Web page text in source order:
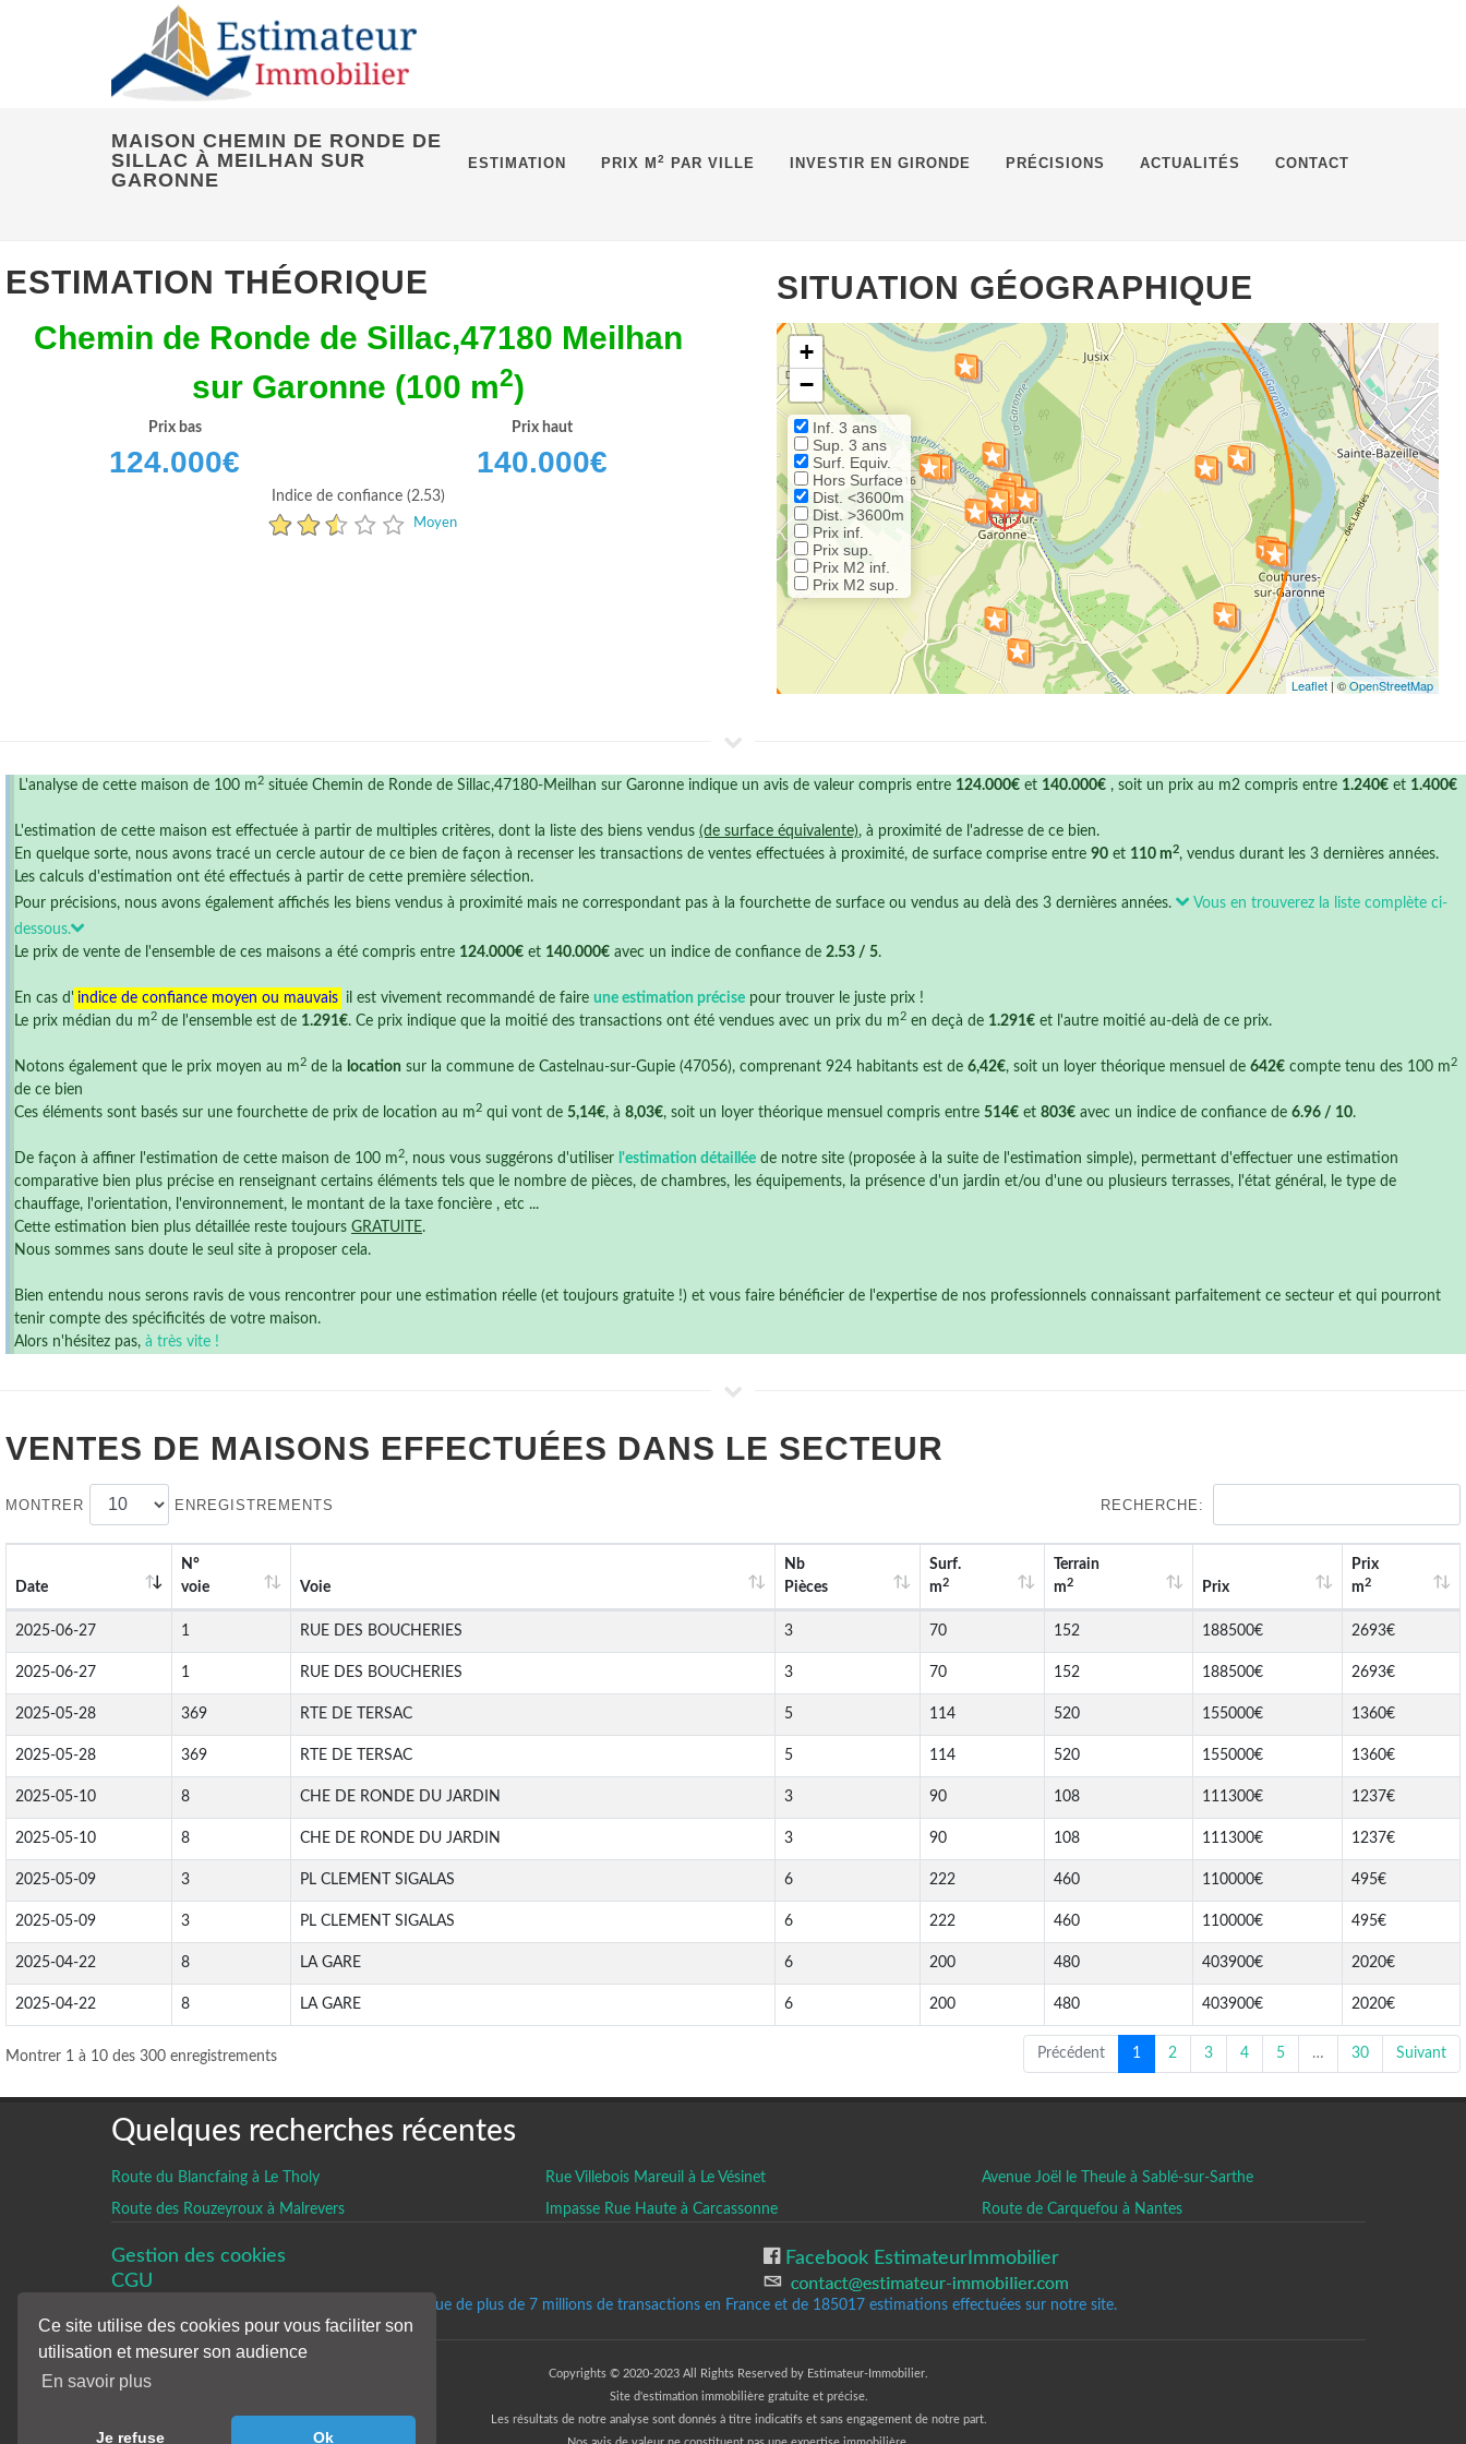
Ce site utilise des cookies pour vous faciliter son
utilisation et mesurer son audience
En savoir plus
Je refuse Ok
ESTIMATION PRIX M 2 PAR VILLE INVESTIR EN GIRONDE PRÉCISIONS ACTUALITÉS CONTACT
MAISON CHEMIN DE RONDE DE
SILLAC À MEILHAN SUR
GARONNE
ESTIMATION THÉORIQUE
Chemin de Ronde de Sillac,47180 Meilhan
sur Garonne (100 m2)
Prix bas
124.000€
Prix haut
140.000€
Indice de confiance (2.53)
Moyen
SITUATION GÉOGRAPHIQUE
+
−
Inf. 3 ans
Sup. 3 ans
Surf. Equiv.
Hors Surface
Dist. <3600m
Dist. >3600m
Prix inf.
Prix sup.
Prix M2 inf.
Prix M2 sup.
Leaflet | ©OpenStreetMap
L'analyse de cette maison de 100 m 2 située Chemin de Ronde de Sillac,47180-Meilhan sur Garonne indique un avis de valeur compris entre 124.000€ et 140.000€ , soit un prix au m2 compris entre 1.240€ et 1.400€
L'estimation de cette maison est effectuée à partir de multiples critères, dont la liste des biens vendus (de surface équivalente), à proximité de l'adresse de ce bien.
En quelque sorte, nous avons tracé un cercle autour de ce bien de façon à recenser les transactions de ventes effectuées à proximité, de surface comprise entre 90 et 110 m2, vendus durant les 3 dernières années.
Les calculs d'estimation ont été effectués à partir de cette première sélection.
Pour précisions, nous avons également affichés les biens vendus à proximité mais ne correspondant pas à la fourchette de surface ou vendus au delà des 3 dernières années.
Vous en trouverez la liste complète ci-
dessous.
Le prix de vente de l'ensemble de ces maisons a été compris entre 124.000€ et 140.000€ avec un indice de confiance de 2.53 / 5.
En cas d' indice de confiance moyen ou mauvais il est vivement recommandé de faire une estimation précisepour trouver le juste prix !
Le prix médian du m 2 de l'ensemble est de 1.291€. Ce prix indique que la moitié des transactions ont été vendues avec un prix du m 2 en deçà de 1.291€ et l'autre moitié au-delà de ce prix.
Notons également que le prix moyen au m 2 de la location sur la commune de Castelnau-sur-Gupie (47056), comprenant 924 habitants est de 6,42€, soit un loyer théorique mensuel de 642€ compte tenu des 100 m 2
de ce bien
Ces éléments sont basés sur une fourchette de prix de location au m 2 qui vont de 5,14€, à 8,03€, soit un loyer théorique mensuel compris entre 514€ et 803€ avec un indice de confiance de 6.96 / 10.
De façon à affiner l'estimation de cette maison de 100 m 2, nous vous suggérons d'utiliser l'estimation détaillée de notre site (proposée à la suite de l'estimation simple), permettant d'effectuer une estimation
comparative bien plus précise en renseignant certains éléments tels que le nombre de pièces, de chambres, les équipements, la présence d'un jardin et/ou d'une ou plusieurs terrasses, l'état général, le type de
chauffage, l'orientation, l'environnement, le montant de la taxe foncière , etc ...
Cette estimation bien plus détaillée reste toujours GRATUITE.
Nous sommes sans doute le seul site à proposer cela.
Bien entendu nous serons ravis de vous rencontrer pour une estimation réelle (et toujours gratuite !) et vous faire bénéficier de l'expertise de nos professionnels connaissant parfaitement ce secteur et qui pourront
tenir compte des spécificités de votre maison.
Alors n'hésitez pas, à très vite !
VENTES DE MAISONS EFFECTUÉES DANS LE SECTEUR
MONTRER ENREGISTREMENTS RECHERCHE:
Date
N°
voie
Voie
Nb
Pièces
Surf.
m2
Terrain
m2 Prix
Prix
m2
2025-06-27 1 RUE DES BOUCHERIES 3 70 152 188500€ 2693€
2025-06-27 1 RUE DES BOUCHERIES 3 70 152 188500€ 2693€
2025-05-28 369 RTE DE TERSAC 5 114 520 155000€ 1360€
2025-05-28 369 RTE DE TERSAC 5 114 520 155000€ 1360€
2025-05-10 8 CHE DE RONDE DU JARDIN 3 90 108 111300€ 1237€
2025-05-10 8 CHE DE RONDE DU JARDIN 3 90 108 111300€ 1237€
2025-05-09 3 PL CLEMENT SIGALAS 6 222 460 110000€ 495€
2025-05-09 3 PL CLEMENT SIGALAS 6 222 460 110000€ 495€
2025-04-22 8 LA GARE 6 200 480 403900€ 2020€
2025-04-22 8 LA GARE 6 200 480 403900€ 2020€
Montrer 1 à 10 des 300 enregistrements Précédent 1 2 3 4 5 … 30 Suivant
Quelques recherches récentes
Route du Blancfaing à Le Tholy Rue Villebois Mareuil à Le Vésinet Avenue Joël le Theule à Sablé-sur-Sarthe
Route des Rouzeyroux à Malrevers Impasse Rue Haute à Carcassonne Route de Carquefou à Nantes
Gestion des cookies
Facebook EstimateurImmobilier
CGU
Un historique de plus de 7 millions de transactions en France et de 185017 estimations effectuées sur notre site.
Copyrights © 2020-2023 All Rights Reserved by Estimateur-Immobilier.
Site d'estimation immobilière gratuite et précise.
Les résultats de notre analyse sont donnés à titre indicatifs et sans engagement de notre part.